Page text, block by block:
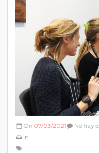
On 07/03/2021
In
No hay